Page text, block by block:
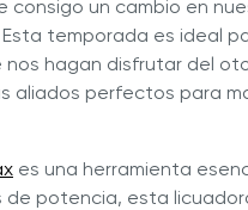
un cambio en
temporada es ideal
hagan disfrutar del
aliados perfectos para
es una herramienta
de potencia, esta